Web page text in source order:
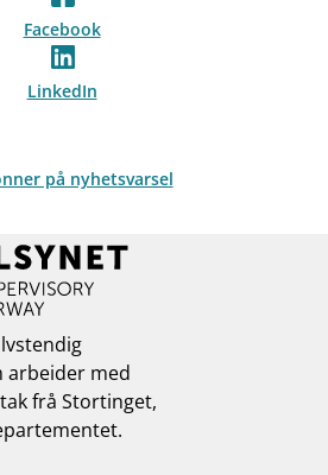
Facebook
LinkedIn
på nyhetsvarsel
arbeider med
frå Stortinget,